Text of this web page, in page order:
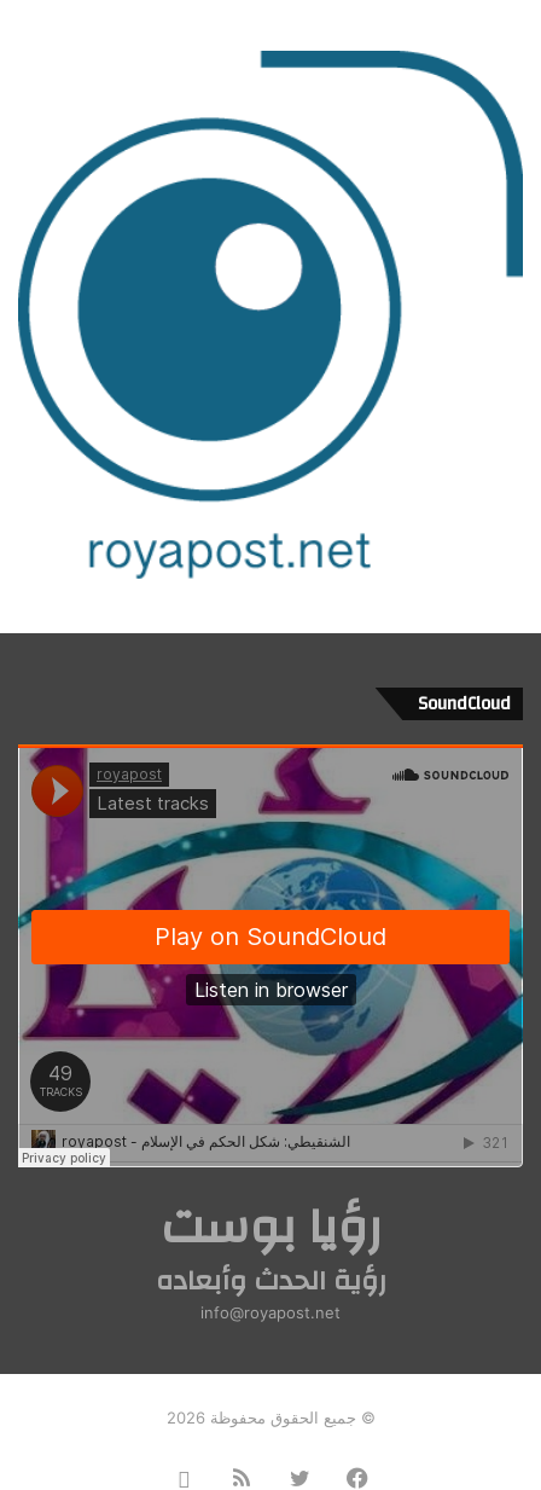
SoundCloud
رؤيا بوست
رؤية الحدث وأبعاده
info@royapost.net
© جميع الحقوق محفوظة 2026
فيسبوك تويتر ملخص